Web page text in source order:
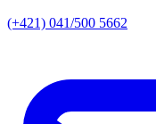
(+421) 041/500 5662